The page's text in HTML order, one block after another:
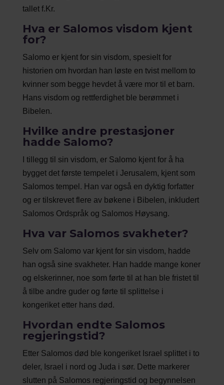
tallet f.Kr.
Hva er Salomos visdom kjent
for?
Salomo er kjent for sin visdom, spesielt for
historien om hvordan han løste en tvist mellom to
kvinner som begge hevdet å være mor til et barn.
Hans visdom og rettferdighet ble berømmet i
Bibelen.
Hvilke andre prestasjoner
hadde Salomo?
I tillegg til sin visdom, er Salomo kjent for å ha
bygget det første tempelet i Jerusalem, kjent som
Salomos tempel. Han var også en dyktig forfatter
og er tilskrevet flere av bøkene i Bibelen, inkludert
Salomos Ordspråk og Salomos Høysang.
Hva var Salomos svakheter?
Selv om Salomo var kjent for sin visdom, hadde
han også sine svakheter. Han hadde mange koner
og elskerinner, noe som førte til at han ble fristet til
å tilbe andre guder og førte til splittelse i
kongeriket etter hans død.
Hvordan endte Salomos
regjeringstid?
Etter Salomos død ble kongeriket Israel splittet i to
deler, Israel i nord og Juda i sør. Dette markerer
slutten på Salomos regjeringstid og begynnelsen